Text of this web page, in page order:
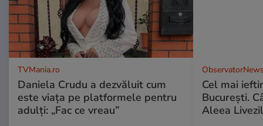
TVMania.ro
Daniela Crudu a dezvăluit cum
este viața pe platformele pentru
adulți: „Fac ce vreau”
Cel mai
Bucureşti.
Aleea